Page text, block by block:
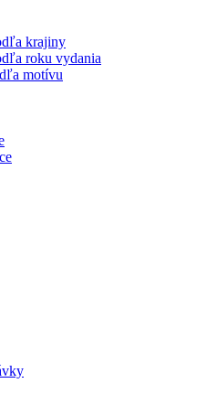
krajiny
roku vydania
motívu